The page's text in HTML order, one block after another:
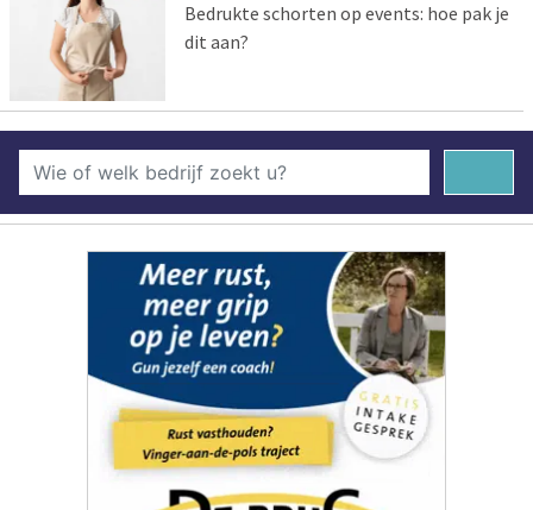
Bedrukte schorten op events: hoe pak je
dit aan?